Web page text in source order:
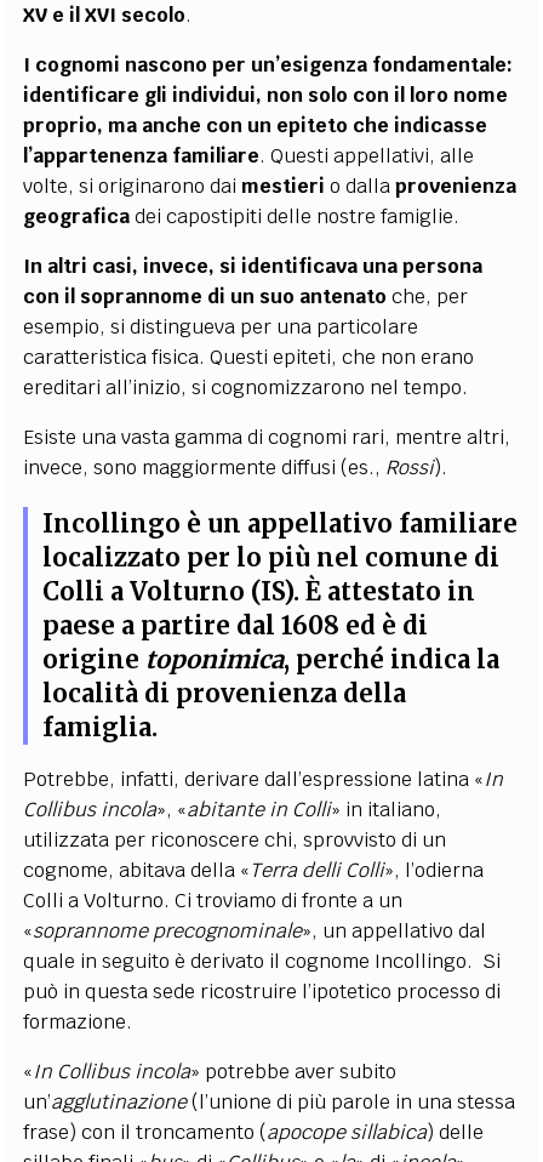
XV e il XVI secolo.
I cognomi nascono per un’esigenza fondamentale:
identificare gli individui, non solo con il loro nome
proprio, ma anche con un epiteto che indicasse
l’appartenenza familiare. Questi appellativi, alle
volte, si originarono dai mestieri o dallaprovenienza
geograficadei capostipiti delle nostre famiglie.
In altri casi, invece, si identificava una persona
con il soprannome di un suo antenato che, per
esempio, si distingueva per una particolare
caratteristica fisica. Questi epiteti, che non erano
ereditari all’inizio, si cognomizzarono nel tempo.
Esiste una vasta gamma di cognomi rari, mentre altri,
invece, sono maggiormente diffusi (es., Rossi).
Incollingo è un appellativo familiare
localizzato per lo più nel comune di
Colli a Volturno (IS). È attestato in
paese a partire dal 1608 ed è di
origine toponimica, perché indica la
località di provenienza della
famiglia.
Potrebbe, infatti, derivare dall’espressione latina «In
Collibus incola», «abitante in Colli» in italiano,
utilizzata per riconoscere chi, sprovvisto di un
cognome, abitava della «Terra delli Colli», l’odierna
Colli a Volturno. Ci troviamo di fronte a un
«soprannome precognominale», un appellativo dal
quale in seguito è derivato il cognome Incollingo. Si
può in questa sede ricostruire l’ipotetico processo di
formazione.
«In Collibus incola» potrebbe aver subito
un’agglutinazione(l’unione di più parole in una stessa
frase) con il troncamento (apocope sillabica) delle